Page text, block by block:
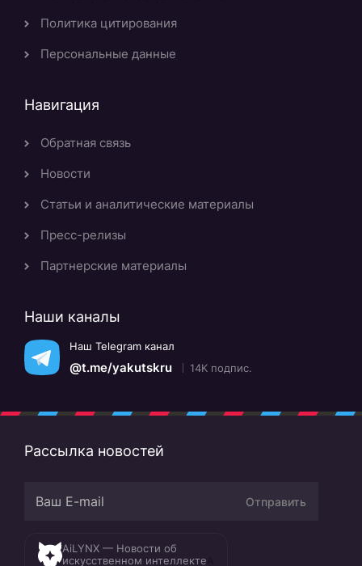
Политика цитирования
Персональные данные
Навигация
Обратная связь
Новости
Статьи и аналитические материалы
Пресс-релизы
Партнерские материалы
Наши каналы
Наш Telegram канал
@t.me/yakutskru 14K подпис.
Рассылка новостей
Отправить
AiLYNX — Новости об
искусственном интеллекте